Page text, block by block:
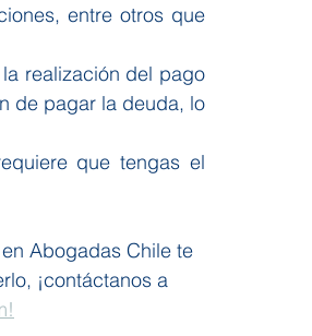
entre otros que
realización del pago
de pagar la deuda, lo
que tengas el
Abogadas Chile te
¡contáctanos a